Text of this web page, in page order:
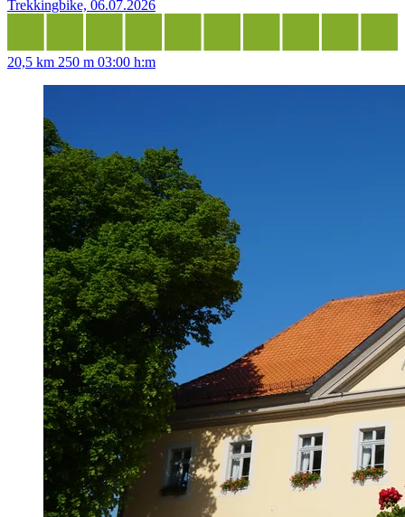
Trekkingbike, 06.07.2026
20,5 km 250 m 03:00 h:m